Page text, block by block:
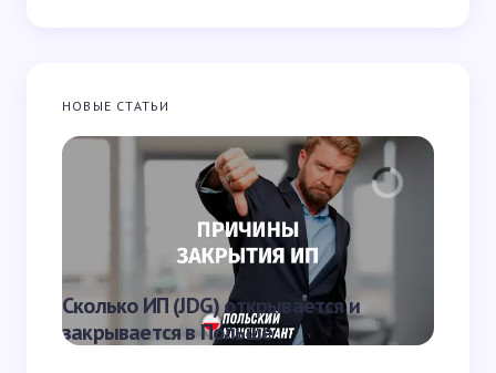
Запомнить имя и email для следующих
комментариев
Отправить
НОВЫЕ СТАТЬИ
Сколько ИП (JDG) открывается и
закрывается в Польше